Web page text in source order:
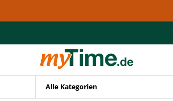
Zur Navigation springen
Alle Kategorien